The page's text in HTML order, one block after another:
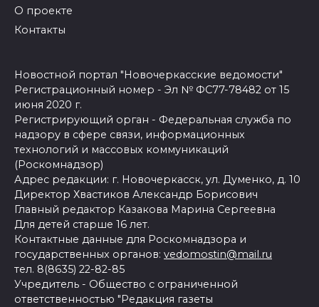
О проекте
Контакты
Новостной портал "Новочеркасские ведомости"
Регистрационный номер - Эл № ФС77-78482 от 15
июня 2020 г.
Регистрирующий орган - Федеральная служба по
надзору в сфере связи, информационных
технологий и массовых коммуникаций
(Роскомнадзор)
Адрес редакции: г. Новочеркасск, ул. Думенко, д. 10
Директор Хвастиков Александр Борисович
Главный редактор Казакова Марина Сергеевна
Для детей старше 16 лет.
Контактные данные для Роскомнадзора и
государственных органов: vedomostin@mail.ru
тел. 8(8635) 22-82-85
Учредитель - Общество с ограниченной
ответственностью "Редакция газеты